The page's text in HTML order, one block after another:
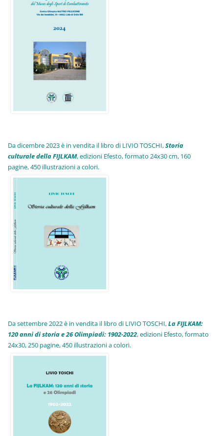
Da dicembre 2023 è in vendita il libro di LIVIO TOSCHI,Storia
culturale della FIJLKAM, edizioni Efesto, formato 24x30 cm, 160
pagine, 450 illustrazioni a colori.
Da settembre 2022 è in vendita il libro di LIVIO TOSCHI,La FIJLKAM:
120 anni di storia e 26 Olimpiadi: 1902-2022, edizioni Efesto, formato
24x30, 250 pagine, 450 illustrazioni a colori.